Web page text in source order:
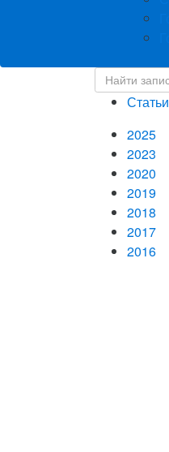
Статьи
2025
2023
2020
2019
2018
2017
2016